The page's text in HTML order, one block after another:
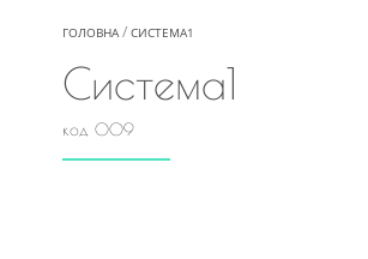
ГОЛОВНА СИСТЕМА1
Система1
код 009